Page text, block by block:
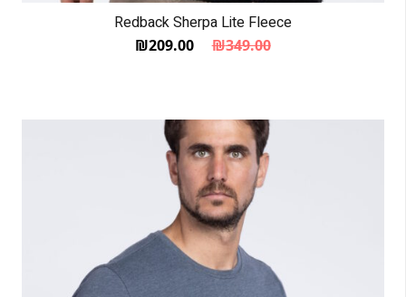
Redback Sherpa Lite Fleece
₪349.00 המחיר המקורי היה: ₪349.00.
₪209.00
המחיר הנוכחי הוא: ₪209.00.